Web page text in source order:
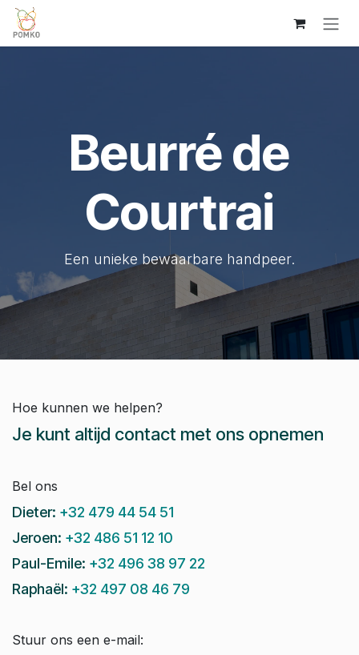
Overslaan naar inhoud
Beurré de
Courtrai
Een unieke bewaarbare handpeer.
Hoe kunnen we helpen?
Je kunt altijd contact met ons opnemen
Bel ons
Dieter: +32 479 44 54 51
Jeroen: +32 486 51 12 10
Paul-Emile: +32 496 38 97 22
Raphaël: +32 497 08 46 79
Stuur ons een e-mail: